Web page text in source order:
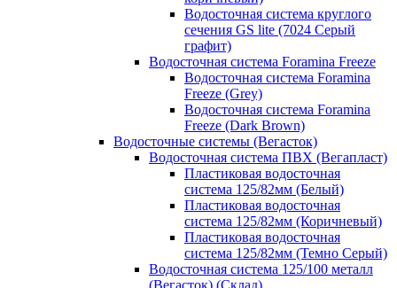
Водосточная система круглого
сечения GS lite (7024 Серый
графит)
Водосточная система Foramina Freeze
Водосточная система Foramina
Freeze (Grey)
Водосточная система Foramina
Freeze (Dark Brown)
Водосточные системы (Вегасток)
Водосточная система ПВХ (Вегапласт)
Пластиковая водосточная
система 125/82мм (Белый)
Пластиковая водосточная
система 125/82мм (Коричневый)
Пластиковая водосточная
система 125/82мм (Темно Серый)
Водосточная система 125/100 металл
(Вегасток) (Склад)